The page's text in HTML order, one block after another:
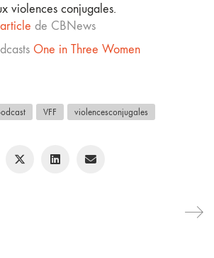
violences conjugales.
de CBNews
One in Three Women
VFF violencesconjugales